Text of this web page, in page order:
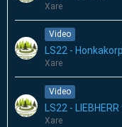
Xare
Video
LS22 -
Xare
Video
LS22 -
Xare